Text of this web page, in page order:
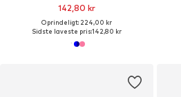
142,80 kr
Oprindeligt: 224,00 kr
Sidste laveste pris:142,80 kr